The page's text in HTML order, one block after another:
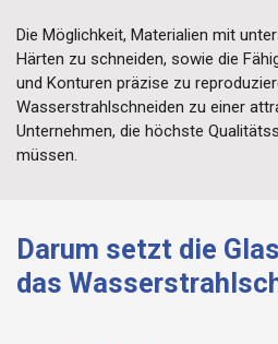
Die Möglichkeit, Materialien mit
Härten zu schneiden, sowie die
und Konturen präzise zu
Wasserstrahlschneiden zu einer
Unternehmen, die höchste
müssen.
Darum setzt die
das